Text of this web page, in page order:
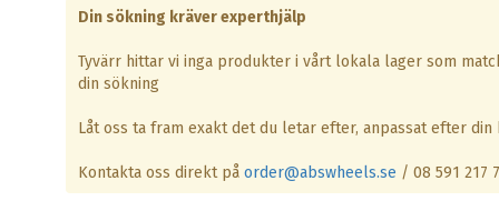
Din sökning kräver experthjälp
Tyvärr hittar vi inga produkter i vårt lokala lager som
din sökning
Låt oss ta fram exakt det du letar efter, anpassat efter din
Kontakta oss direkt på order@abswheels.se / 08 591 217